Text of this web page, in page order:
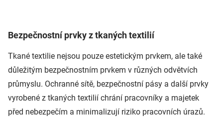
Bezpečnostní prvky z tkaných textilií
Tkané textilie nejsou pouze estetickým prvkem, ale také
důležitým bezpečnostním prvkem v různých odvětvích
průmyslu. Ochranné sítě, bezpečnostní pásy a další prvky
vyrobené z tkaných textilií chrání pracovníky a majetek
před nebezpečím a minimalizují riziko pracovních úrazů.